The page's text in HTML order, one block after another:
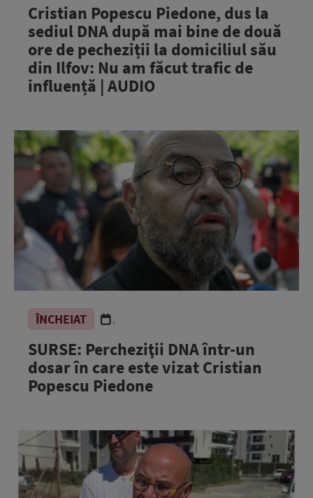
Cristian Popescu Piedone, dus la
sediul DNA după mai bine de două
ore de pecheziții la domiciliul său
din Ilfov: Nu am făcut trafic de
influență | AUDIO
ÎNCHEIAT .
SURSE: Percheziţii DNA într-un
dosar în care este vizat Cristian
Popescu Piedone